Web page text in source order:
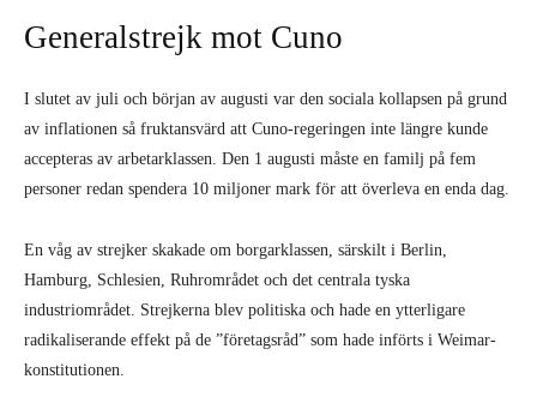
Generalstrejk mot Cuno
I slutet av juli och början av augusti var den sociala kollapsen på grund
av inflationen så fruktansvärd att Cuno-regeringen inte längre kunde
accepteras av arbetarklassen. Den 1 augusti måste en familj på fem
personer redan spendera 10 miljoner mark för att överleva en enda dag.
En våg av strejker skakade om borgarklassen, särskilt i Berlin,
Hamburg, Schlesien, Ruhrområdet och det centrala tyska
industriområdet. Strejkerna blev politiska och hade en ytterligare
radikaliserande effekt på de ”företagsråd” som hade införts i Weimar-
konstitutionen.